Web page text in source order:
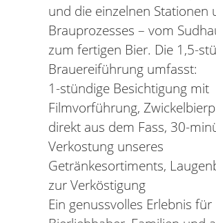
und die einzelnen Stationen
Brauprozesses – vom
zum fertigen Bier. Die 1,5-
Brauereiführung umfasst:
1-stündige Besichtigung mit
Filmvorführung,
direkt aus dem Fass, 30-
Verkostung unseres
Getränkesortiments,
zur Verköstigung
Ein genussvolles Erlebnis für